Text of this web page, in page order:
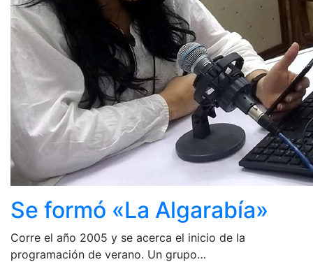
Se formó «La Algarabía»
Corre el año 2005 y se acerca el inicio de la
programación de verano. Un grupo…